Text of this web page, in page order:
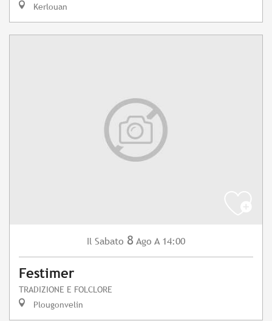
Kerlouan
Il Sabato 8 Ago A 14:00
Festimer
TRADIZIONE E FOLCLORE
Plougonvelin